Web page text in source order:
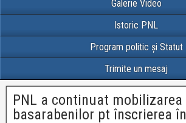
Galerie Video
Istoric PNL
Program politic și Statut
Trimite un mesaj
PNL a continuat mobilizarea
basarabenilor pt înscrierea